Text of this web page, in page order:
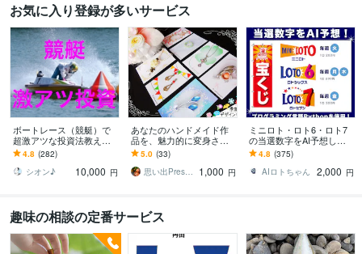
お気に入り登録が多いサービス
ボートレース（競艇）で
超激アツな投資法教えま
す 予想ではなく投資で
す。出走箱を見るだけ
で、秒殺で丸わかり！
4.8 (282)
シオン♪
10,000 円
あなたのハンドメイド作
品を、魅力的に変身させ
ます オリジナル受注も☆
【アクセサリー台紙／ハ
ンドメイド台紙】
5.0 (33)
思い出Presenter☆
1,000 円
ミニロト・ロト6・ロト7
の当選数字をAI予想しま
す プログラミング言語Pyt
honで当選数字をAIにて5
点予測
4.8 (375)
AIロトちゃん
2,000 円
趣味の相談の定番サービス